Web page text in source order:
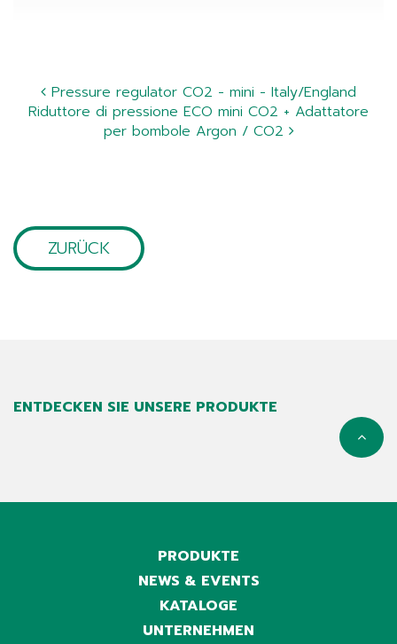
Pressure regulator CO2 - mini - Italy/England
Riduttore di pressione ECO mini CO2 + Adattatore
per bombole Argon / CO2
ZURÜCK
ENTDECKEN SIE UNSERE PRODUKTE
PRODUKTE
NEWS & EVENTS
KATALOGE
UNTERNEHMEN